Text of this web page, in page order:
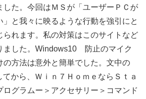
した。今回はＭＳが「ユーザーＰＣが
と我々に映るような行動を強引にと
られます。私の対策はこのサイトなど
ました。Windows10 防止のマイク
の方法は意外と簡単でした。文中の
てから、Ｗｉｎ７ＨｏｍｅならＳｔａ
ログラムー＞アクセサリー＞コマンド